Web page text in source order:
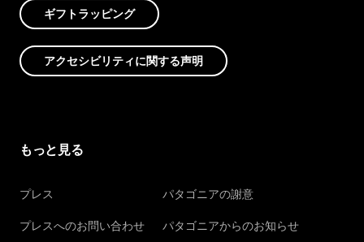
ギフトラッピング
アクセシビリティに関する声明
もっと見る
プレス
プレスへのお問い合わせ
パタゴニアの謝意
パタゴニアからのお知らせ